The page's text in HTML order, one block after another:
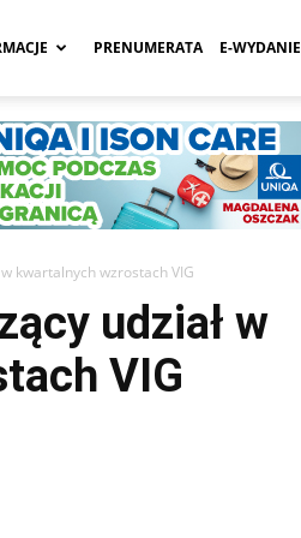
PRENUMERATA E-WYDANIE
kwartalnych wzrostach VIG
udział w
VIG